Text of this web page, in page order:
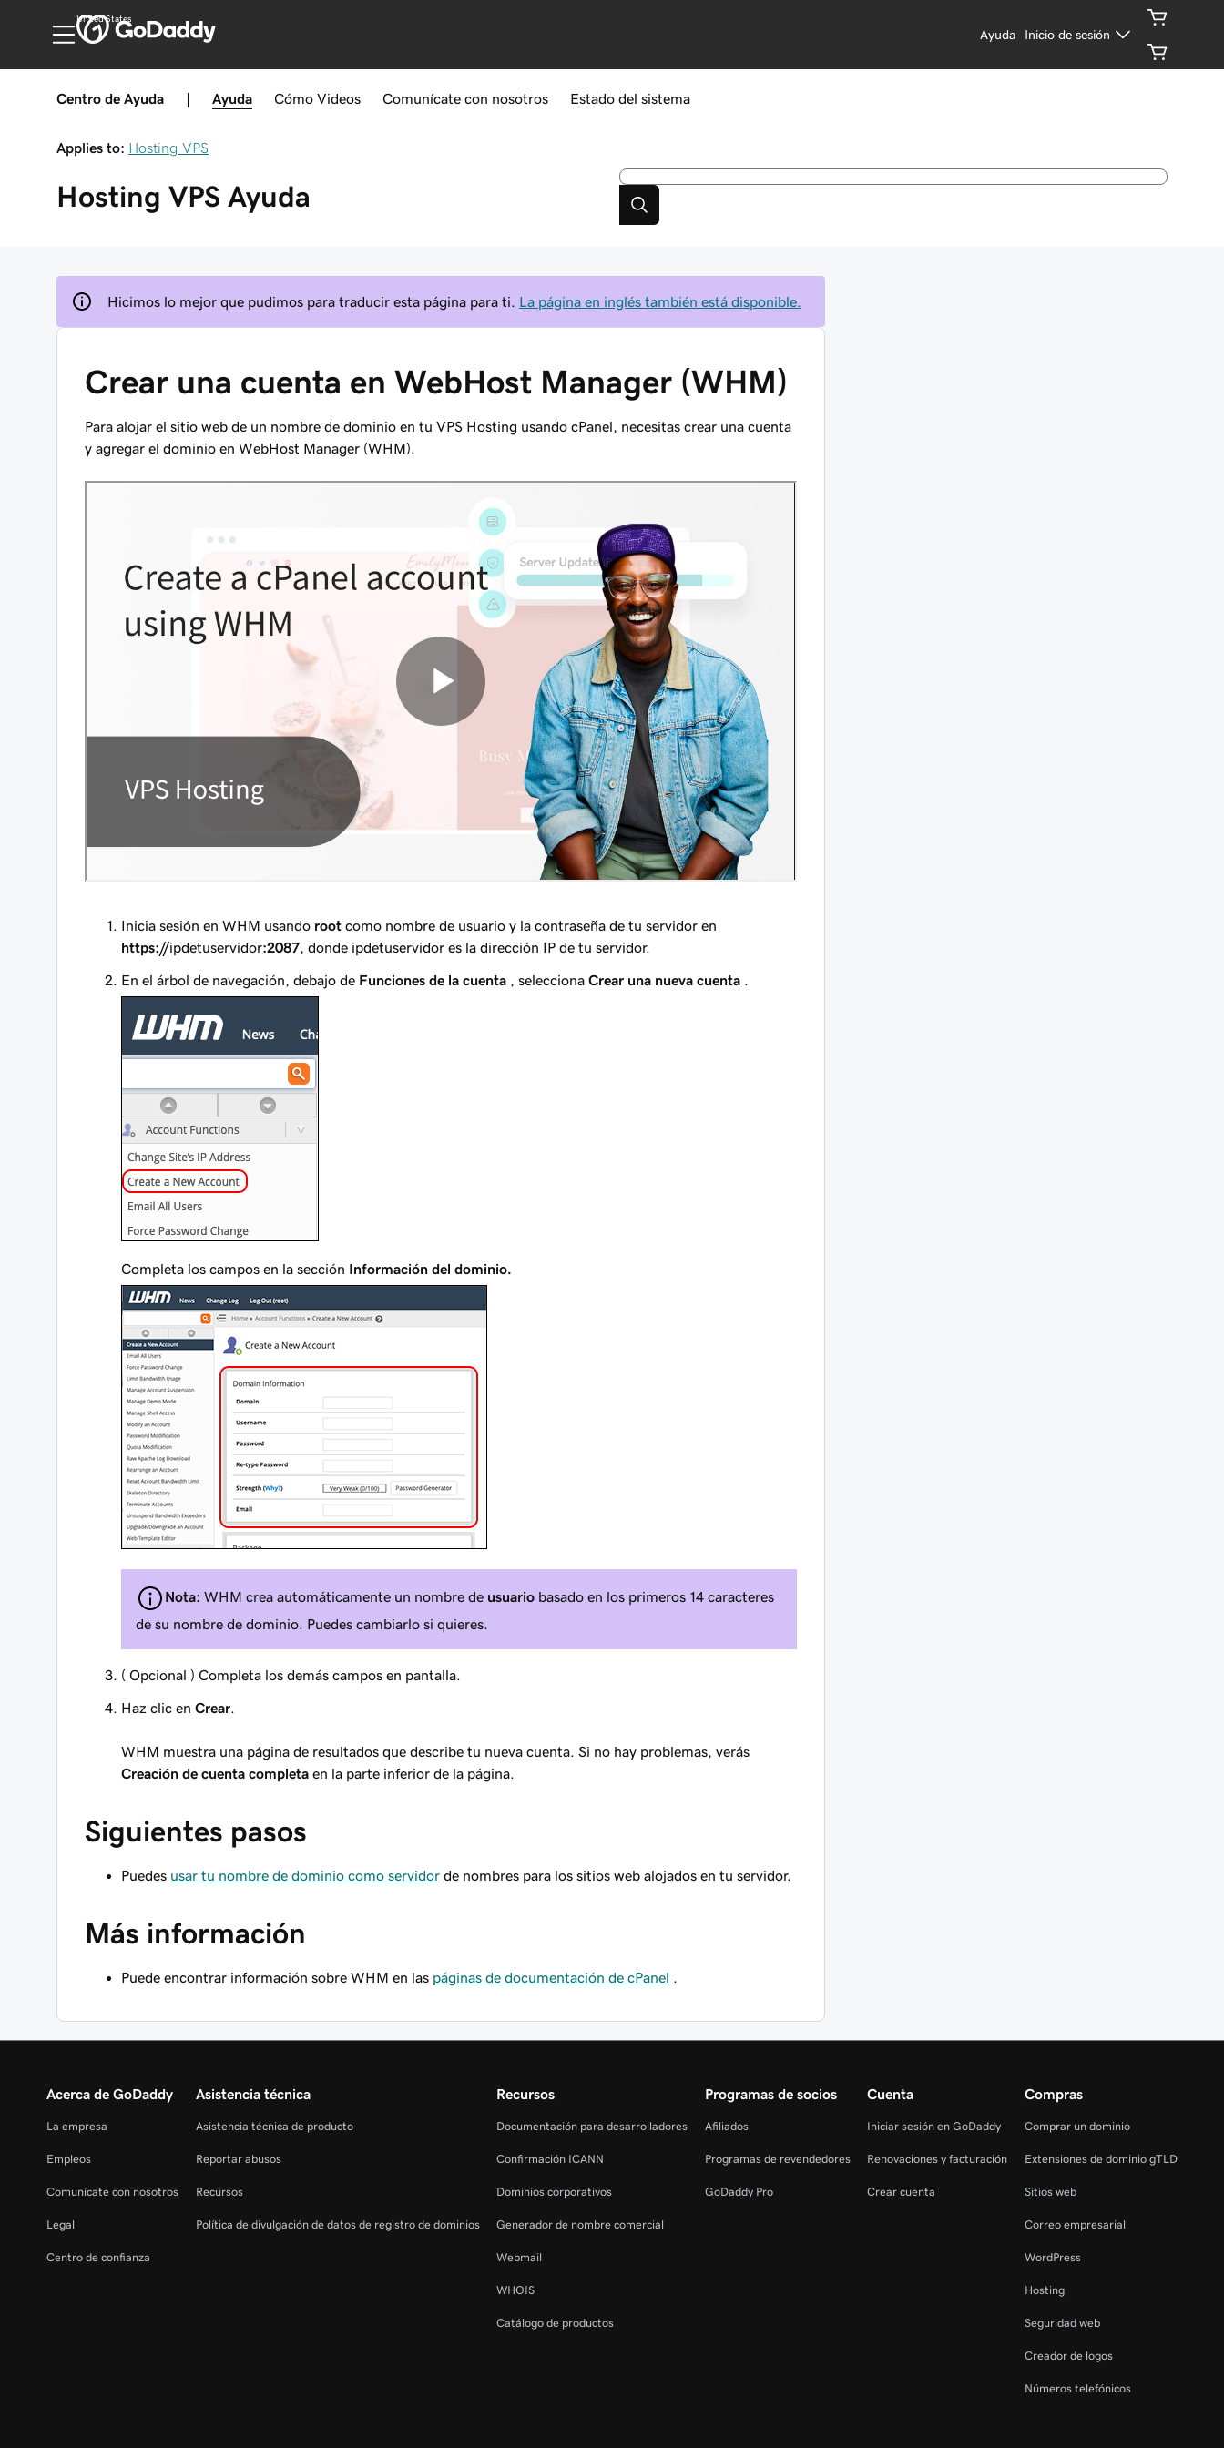
United States
Ayuda Inicio de sesión
Centro de Ayuda Ayuda Cómo Videos Comunícate con nosotros Estado del sistema
Applies to: Hosting VPS
Hosting VPS Ayuda
Hicimos lo mejor que pudimos para traducir esta página para ti. La página en inglés también está disponible.
Crear una cuenta en WebHost Manager (WHM)
Para alojar el sitio web de un nombre de dominio en tu VPS Hosting usando cPanel, necesitas crear una cuenta
y agregar el dominio en WebHost Manager (WHM).
Inicia sesión en WHM usando root como nombre de usuario y la contraseña de tu servidor en
https://ipdetuservidor:2087 , donde ipdetuservidor es la dirección IP de tu servidor.
En el árbol de navegación, debajo de Funciones de la cuenta , selecciona Crear una nueva cuenta
Completa los campos en la sección Información del dominio.
Nota: WHM crea automáticamente un nombre de usuario basado en los primeros 14 caracteres
de su nombre de dominio. Puedes cambiarlo si quieres.
( Opcional ) Completa los demás campos en pantalla.
Haz clic en Crear
WHM muestra una página de resultados que describe tu nueva cuenta. Si no hay problemas, verás
Creación de cuenta completa en la parte inferior de la página.
Siguientes pasos
Puedes usar tu nombre de dominio como servidor de nombres para los sitios web alojados en tu servidor.
Más información
Puede encontrar información sobre WHM en las páginas de documentación de cPanel
Acerca de GoDaddy
La empresa
Empleos
Comunícate con nosotros
Legal
Centro de confianza
Asistencia técnica
Asistencia técnica de producto
Reportar abusos
Recursos
Política de divulgación de datos de registro de dominios
Recursos
Documentación para desarrolladores
Confirmación ICANN
Dominios corporativos
Generador de nombre comercial
Webmail
WHOIS
Catálogo de productos
Programas de socios
Afiliados
Programas de revendedores
GoDaddy Pro
Cuenta
Iniciar sesión en GoDaddy
Renovaciones y facturación
Crear cuenta
Compras
Comprar un dominio
Extensiones de dominio gTLD
Sitios web
Correo empresarial
WordPress
Hosting
Seguridad web
Creador de logos
Números telefónicos